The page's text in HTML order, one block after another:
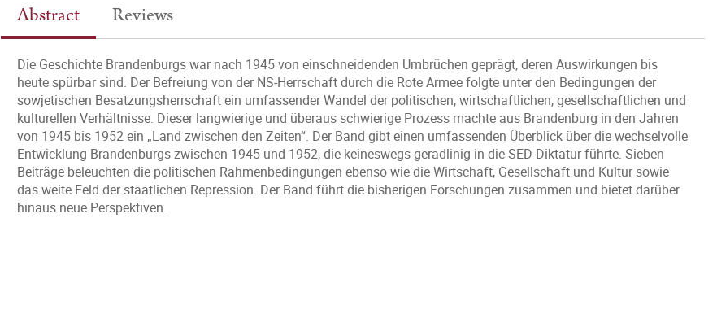
Abstract Reviews
Die Geschichte Brandenburgs war nach 1945 von einschneidenden Umbrüchen geprägt, deren Auswirkungen bis
heute spürbar sind. Der Befreiung von der NS-Herrschaft durch die Rote Armee folgte unter den Bedingungen der
sowjetischen Besatzungsherrschaft ein umfassender Wandel der politischen, wirtschaftlichen, gesellschaftlichen und
kulturellen Verhältnisse. Dieser langwierige und überaus schwierige Prozess machte aus Brandenburg in den Jahren
von 1945 bis 1952 ein „Land zwischen den Zeiten“. Der Band gibt einen umfassenden Überblick über die wechselvolle
Entwicklung Brandenburgs zwischen 1945 und 1952, die keineswegs geradlinig in die SED-Diktatur führte. Sieben
Beiträge beleuchten die politischen Rahmenbedingungen ebenso wie die Wirtschaft, Gesellschaft und Kultur sowie
das weite Feld der staatlichen Repression. Der Band führt die bisherigen Forschungen zusammen und bietet darüber
hinaus neue Perspektiven.